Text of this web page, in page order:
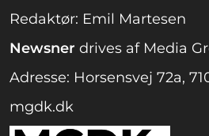
Redaktør: Emil Martesen
Newsner drives af Media
Adresse: Horsensvej 72a,
mgdk.dk